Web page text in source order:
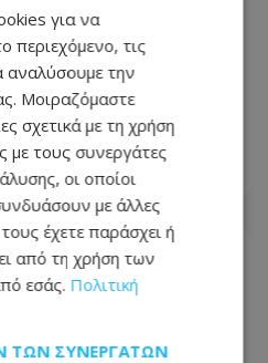
από την
φορτηγού με
- Δείτε εικόνες από
για να
περιεχόμενο, τις
αναλύσουμε την
Μοιραζόμαστε
σχετικά με τη χρήση
με τους συνεργάτες
οι οποίοι
με άλλες
έχετε παράσχει ή
από τη χρήση των
εσάς. Πολιτική
ΤΩΝ ΣΥΝΕΡΓΑΤΏΝ